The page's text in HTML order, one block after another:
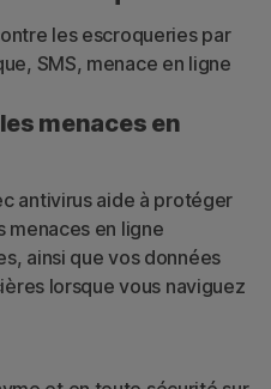
les escroqueries par
SMS, menace en ligne
menaces en
antivirus aide à protéger
menaces en ligne
ainsi que vos données
lorsque vous naviguez